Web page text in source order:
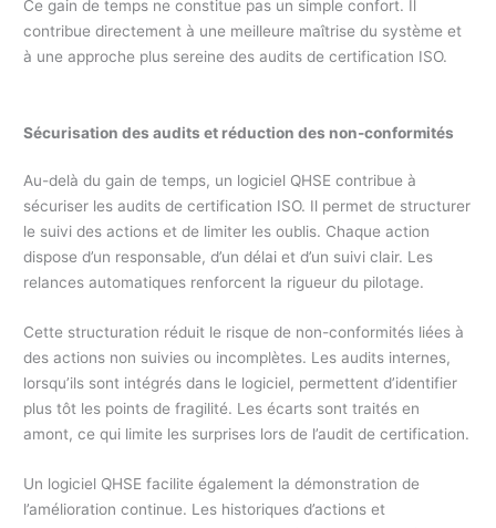
Ce gain de temps ne constitue pas un simple confort. Il
contribue directement à une meilleure maîtrise du système et
à une approche plus sereine des audits de certification ISO.
Sécurisation des audits et réduction des non-conformités
Au-delà du gain de temps, un logiciel QHSE contribue à
sécuriser les audits de certification ISO. Il permet de structurer
le suivi des actions et de limiter les oublis. Chaque action
dispose d’un responsable, d’un délai et d’un suivi clair. Les
relances automatiques renforcent la rigueur du pilotage.
Cette structuration réduit le risque de non-conformités liées à
des actions non suivies ou incomplètes. Les audits internes,
lorsqu’ils sont intégrés dans le logiciel, permettent d’identifier
plus tôt les points de fragilité. Les écarts sont traités en
amont, ce qui limite les surprises lors de l’audit de certification.
Un logiciel QHSE facilite également la démonstration de
l’amélioration continue. Les historiques d’actions et